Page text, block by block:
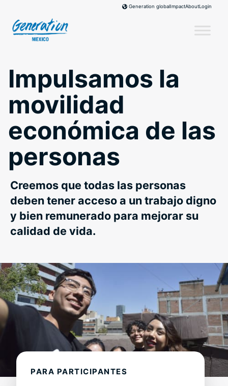
content
Generation globalImpactAboutLogin
Impulsamos la
movilidad
económica de las
personas
Creemos que todas las personas
deben tener acceso a un trabajo digno
y bien remunerado para mejorar su
calidad de vida.
PARA PARTICIPANTES